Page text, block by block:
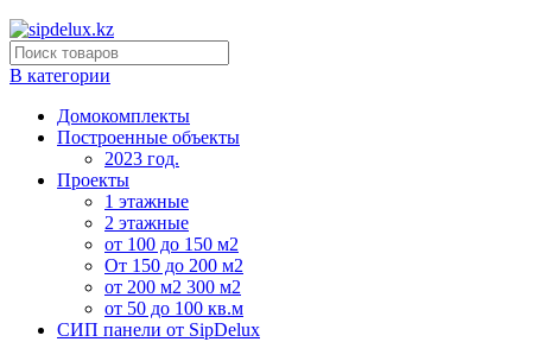
В категории
Домокомплекты
Построенные объекты
2023 год.
Проекты
1 этажные
2 этажные
от 100 до 150 м2
От 150 до 200 м2
от 200 м2 300 м2
от 50 до 100 кв.м
СИП панели от SipDelux